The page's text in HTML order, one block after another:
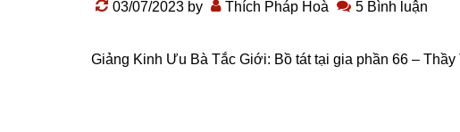
03/07/2023 by Thích Pháp Hoà 5 Bình luận
Giảng Kinh Ưu Bà Tắc Giới: Bồ tát tại gia phần 66 –